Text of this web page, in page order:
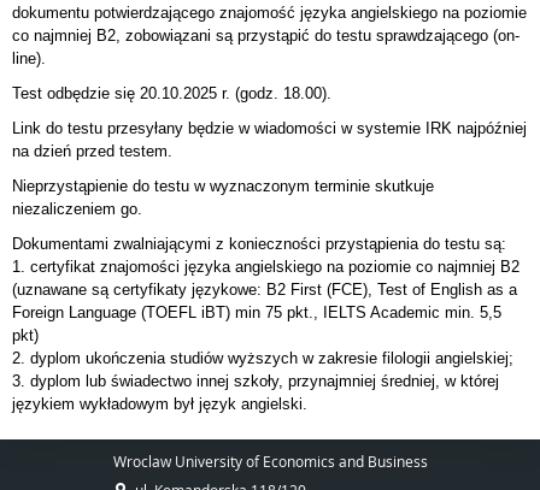
dokumentu potwierdzającego znajomość języka angielskiego na poziomie
co najmniej B2, zobowiązani są przystąpić do testu sprawdzającego (on-
line).
Test odbędzie się 20.10.2025 r. (godz. 18.00).
Link do testu przesyłany będzie w wiadomości w systemie IRK najpóźniej
na dzień przed testem.
Nieprzystąpienie do testu w wyznaczonym terminie skutkuje
niezaliczeniem go.
Dokumentami zwalniającymi z konieczności przystąpienia do testu są:
1. certyfikat znajomości języka angielskiego na poziomie co najmniej B2
(uznawane są certyfikaty językowe: B2 First (FCE), Test of English as a
Foreign Language (TOEFL iBT) min 75 pkt., IELTS Academic min. 5,5
pkt)
2. dyplom ukończenia studiów wyższych w zakresie filologii angielskiej;
3. dyplom lub świadectwo innej szkoły, przynajmniej średniej, w której
językiem wykładowym był język angielski.
Wroclaw University of Economics and Business